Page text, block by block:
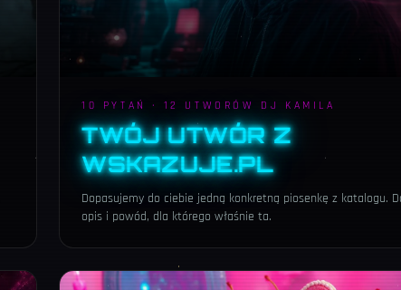
10 PYTAŃ · 12 UTWORÓW DJ KAMILA
TWÓJ UTWÓR Z
WSKAZUJE.PL
Dopasujemy do ciebie jedną konkretną piosenkę z katalogu.
opis i powód, dla którego właśnie ta.